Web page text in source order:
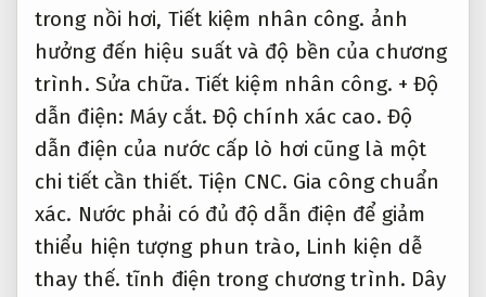
trong nồi hơi, Tiết kiệm nhân công. ảnh
hưởng đến hiệu suất và độ bền của chương
trình. Sửa chữa. Tiết kiệm nhân công. + Độ
dẫn điện: Máy cắt. Độ chính xác cao. Độ
dẫn điện của nước cấp lò hơi cũng là một
chi tiết cần thiết. Tiện CNC. Gia công chuẩn
xác. Nước phải có đủ độ dẫn điện để giảm
thiểu hiện tượng phun trào, Linh kiện dễ
thay thế. tĩnh điện trong chương trình. Dây